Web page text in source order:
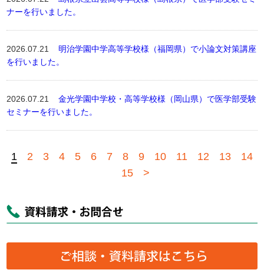
ナーを行いました。
2026.07.21 明治学園中学高等学校様（福岡県）で小論文対策講座
を行いました。
2026.07.21金光学園中学校・高等学校様（岡山県）で医学部受験
セミナーを行いました。
1 2 3 4 5 6 7 8 9 10 11 12 13
14
15
>